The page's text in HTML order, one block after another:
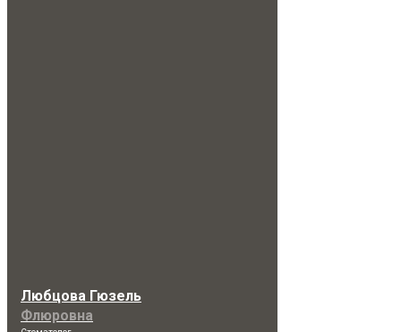
Любцова Гюзель
Флюровна